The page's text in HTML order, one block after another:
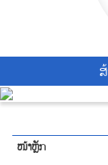
ໜ້າຫຼັກ